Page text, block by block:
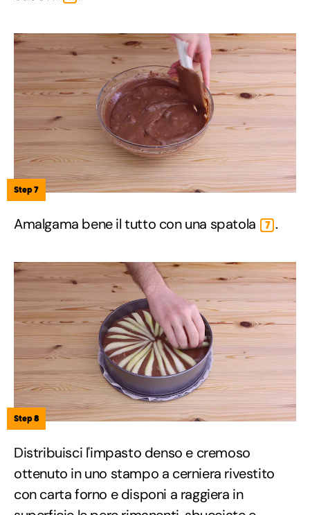
Step 7
Amalgama bene il tutto con una spatola 7 .
Step 8
Distribuisci l'impasto denso e cremoso
ottenuto in uno stampo a cerniera rivestito
con carta forno e disponi a raggiera in